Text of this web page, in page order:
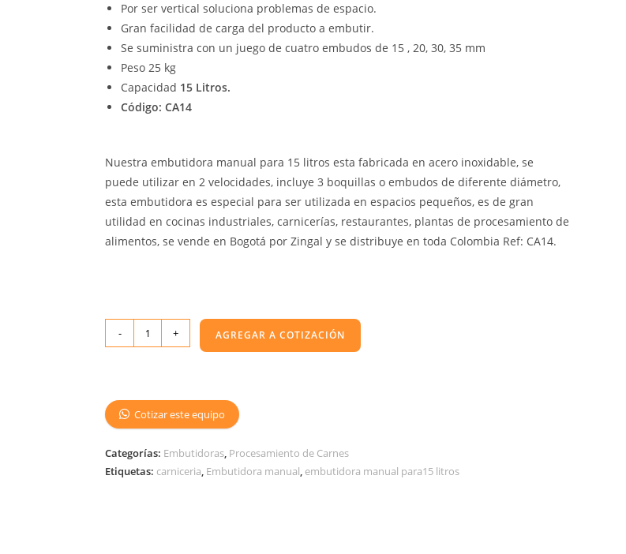
Por ser vertical soluciona problemas de espacio.
Gran facilidad de carga del producto a embutir.
Se suministra con un juego de cuatro embudos de 15 , 20, 30, 35 mm
Peso 25 kg
Capacidad 15 Litros.
Código: CA14
Nuestra embutidora manual para 15 litros esta fabricada en acero inoxidable, se
puede utilizar en 2 velocidades, incluye 3 boquillas o embudos de diferente diámetro,
esta embutidora es especial para ser utilizada en espacios pequeños, es de gran
utilidad en cocinas industriales, carnicerías, restaurantes, plantas de procesamiento de
alimentos, se vende en Bogotá por Zingal y se distribuye en toda Colombia Ref: CA14.
- + AGREGAR A COTIZACIÓN
Cotizar este equipo
Categorías: Embutidoras, Procesamiento de Carnes
Etiquetas: carniceria, Embutidora manual, embutidora manual para15 litros